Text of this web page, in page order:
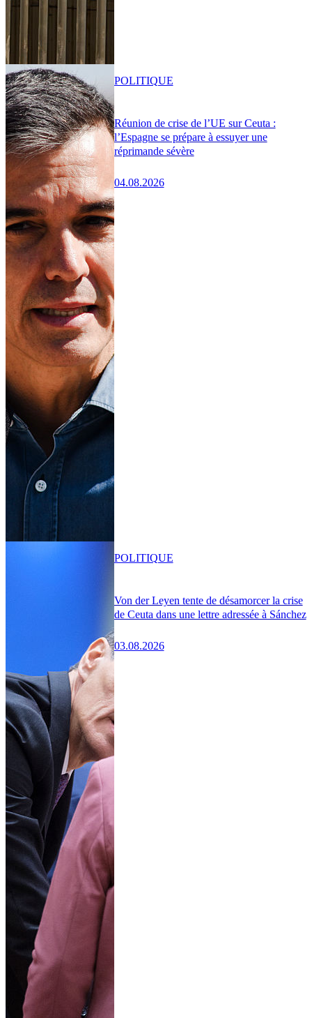
Réunion de crise de l’UE sur Ceuta :
l’Espagne se prépare à essuyer une
réprimande sévère
04.08.2026
POLITIQUE
Von der Leyen tente de désamorcer la crise
de Ceuta dans une lettre adressée à Sánchez
03.08.2026
POLITIQUE